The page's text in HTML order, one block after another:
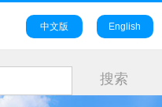
中文版 English